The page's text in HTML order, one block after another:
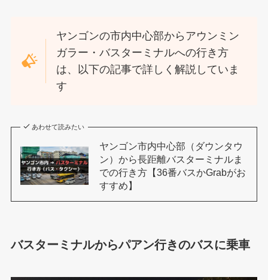
ヤンゴンの市内中心部からアウンミン
ガラー・バスターミナルへの行き方
は、以下の記事で詳しく解説していま
す
あわせて読みたい
ヤンゴン市内中心部（ダウンタウ
ン）から長距離バスターミナルま
での行き方【36番バスかGrabがお
すすめ】
バスターミナルからパアン行きのバスに乗車